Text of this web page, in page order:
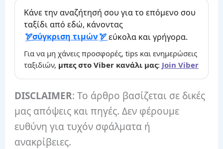
Κάνε την αναζήτησή σου για το επόμενο σου
ταξίδι από εδώ, κάνοντας
σύγκριση τιμών
εύκολα και γρήγορα.
Για να μη χάνεις προσφορές, tips και ενημερώσεις
ταξιδιών, μπες στο Viber κανάλι μας: Join Viber
DISCLAIMER: Το άρθρο βασίζεται σε δικές
μας απόψεις και πηγές. Δεν φέρουμε
ευθύνη για τυχόν σφάλματα ή
ανακρίβειες.